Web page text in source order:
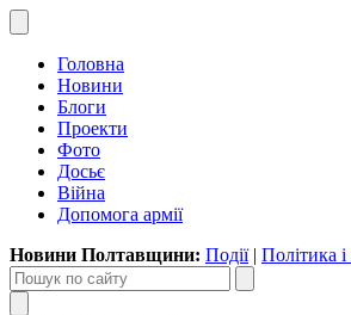
Головна
Новини
Блоги
Проекти
Фото
Досьє
Війна
Допомога армії
Новини Полтавщини: Події| Політика і